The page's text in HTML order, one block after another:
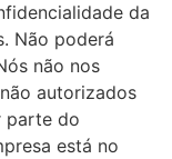
da
Não poderá
não nos
autorizados
parte do
está no